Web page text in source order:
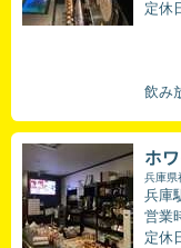
定休
飲み
ホ
兵庫県
兵庫
営業
定休